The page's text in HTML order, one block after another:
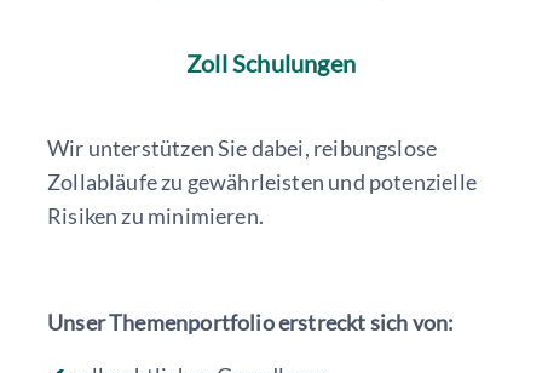
Zoll Schulungen
Wir unterstützen Sie dabei, reibungslose
Zollabläufe zu gewährleisten und potenzielle
Risiken zu minimieren.
Unser Themenportfolio erstreckt sich von: